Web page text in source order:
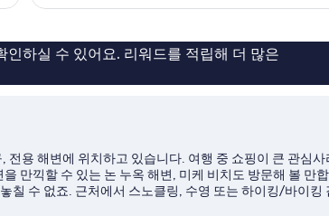
time
set
두
보
with
free
minibar
BBQ
set
menu
자
인하실 수 있어요. 리워드를 적립해 더 많은
용 해변에 위치하고 있습니다. 여행 중 쇼핑이 큰 관심사
만끽할 수 있는 논 누옥 해변, 미케 비치도 방문해 볼 만
칠 수 없죠. 근처에서 스노클링, 수영 또는 하이킹/바이킹